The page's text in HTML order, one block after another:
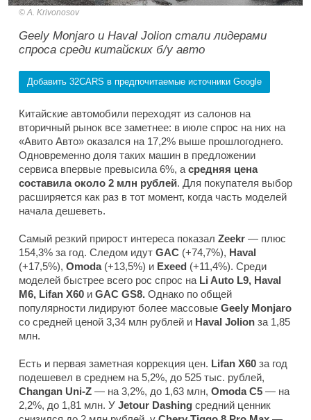
A. Krivonosov
Geely Monjaro и Haval Jolion стали лидерами
спроса среди китайских б/у авто
Добавить 32CARS в предпочитаемые источники Google
Китайские автомобили переходят из салонов на
вторичный рынок все заметнее: в июле спрос на них на
«Авито Авто» оказался на 17,2% выше прошлогоднего.
Одновременно доля таких машин в предложении
сервиса впервые превысила 6%, а средняя цена
составила около 2 млн рублей. Для покупателя выбор
расширяется как раз в тот момент, когда часть моделей
начала дешеветь.
Самый резкий прирост интереса показал Zeekr — плюс
154,3% за год. Следом идут GAC (+74,7%), Haval
(+17,5%), Omoda(+13,5%) и Exeed (+11,4%). Среди
моделей быстрее всего рос спрос на Li Auto L9, Haval
M6, Lifan X60 и GAC GS8. Однако по общей
популярности лидируют более массовые Geely Monjaro
со средней ценой 3,34 млн рублей и Haval Jolion за 1,85
млн.
Есть и первая заметная коррекция цен. Lifan X60 за год
подешевел в среднем на 5,2%, до 525 тыс. рублей,
Changan Uni-Z — на 3,2%, до 1,63 млн, Omoda C5 — на
2,2%, до 1,81 млн. У Jetour Dashing средний ценник